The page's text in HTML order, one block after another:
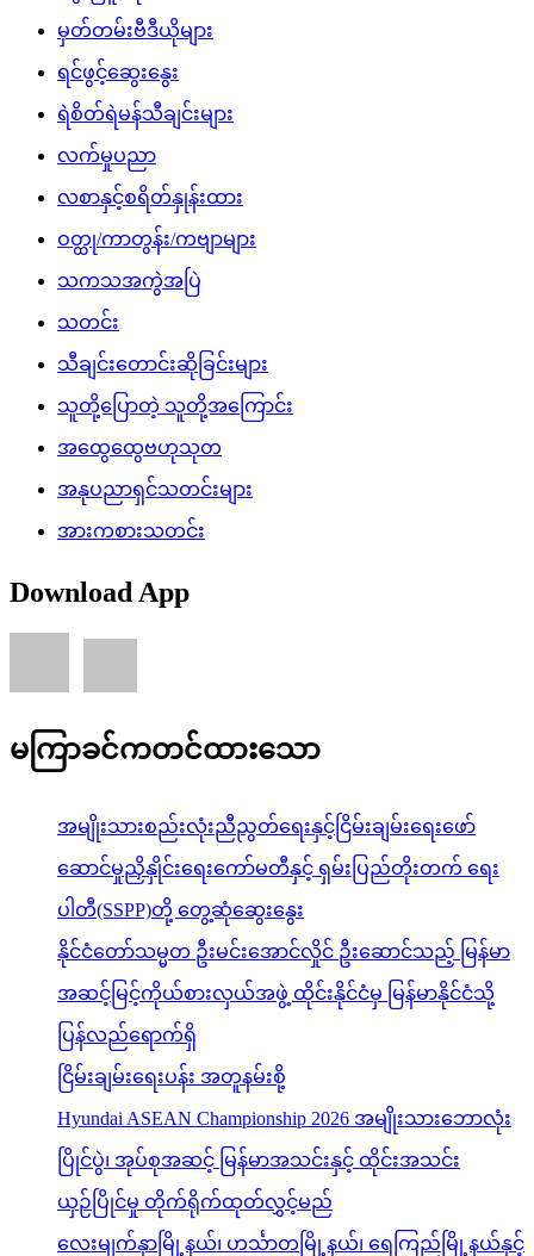
မှတ်တမ်းဗီဒီယိုများ
ရင်ဖွင့်ဆွေးနွေး
ရဲစိတ်ရဲမန်သီချင်းများ
လက်မှုပညာ
လစာနှင့်စရိတ်နှုန်းထား
ဝတ္ထု/ကာတွန်း/ကဗျာများ
သကသအကွဲအပြဲ
သတင်း
သီချင်းတောင်းဆိုခြင်းများ
သူတို့ပြောတဲ့ သူတို့အကြောင်း
အထွေထွေဗဟုသုတ
အနုပညာရှင်သတင်းများ
အားကစားသတင်း
Download App
မကြာခင်ကတင်ထားသော
အမျိုးသားစည်းလုံးညီညွတ်ရေးနှင့်ငြိမ်းချမ်းရေးဖော်
ဆောင်မှုညှိနှိုင်းရေးကော်မတီနှင့် ရှမ်းပြည်တိုးတက် ရေး
ပါတီ(SSPP)တို့ တွေ့ဆုံဆွေးနွေး
နိုင်ငံတော်သမ္မတ ဦးမင်းအောင်လှိုင် ဦးဆောင်သည့် မြန်မာ
အဆင့်မြင့်ကိုယ်စားလှယ်အဖွဲ့ ထိုင်းနိုင်ငံမှ မြန်မာနိုင်ငံသို့
ပြန်လည်ရောက်ရှိ
ငြိမ်းချမ်းရေးပန်း အတူနမ်းစို့
Hyundai ASEAN Championship 2026 အမျိုးသားဘောလုံး
ပြိုင်ပွဲ၊ အုပ်စုအဆင့် မြန်မာအသင်းနှင့် ထိုင်းအသင်း
ယှဉ်ပြိုင်မှု တိုက်ရိုက်ထုတ်လွှင့်မည်
လေးမျက်နှာမြို့နယ်၊ ဟင်္သာတမြို့နယ်၊ ရေကြည်မြို့နယ်နှင့်